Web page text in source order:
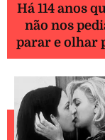
Há 114 anos
não nos
parar e olhar